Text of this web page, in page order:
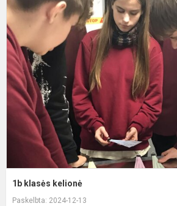
1b klasės kelionė
Paskelbta: 2024-12-13